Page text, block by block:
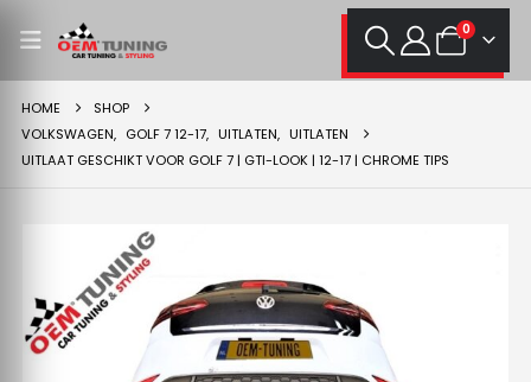
0
HOME
SHOP
VOLKSWAGEN, GOLF 7 12-17, UITLATEN, UITLATEN
UITLAAT GESCHIKT VOOR GOLF 7 | GTI-LOOK | 12-17 | CHROME TIPS